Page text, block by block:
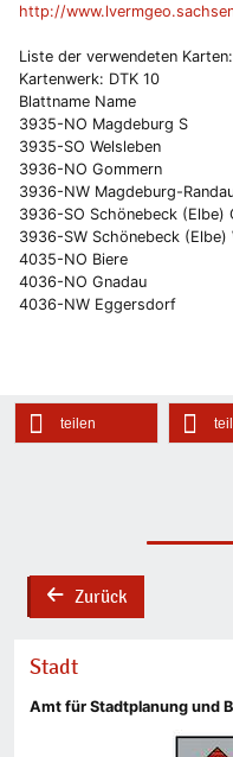
http://
Liste der verwendeten Karten:
Kartenwerk: DTK 10
Blattname Name
3935-NO Magdeburg S
3935-SO Welsleben
3936-NO Gommern
3936-NW Magdeburg-
3936-SO Schönebeck (Elbe)
3936-SW Schönebeck (Elbe)
4035-NO Biere
4036-NO Gnadau
4036-NW Eggersdorf
teilen
backZurück
Stadt
Amt für Stadtplanung und